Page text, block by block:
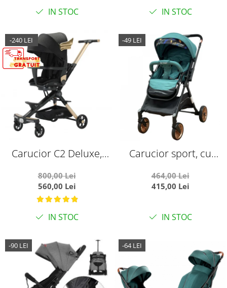
IN STOC IN STOC
-240 LEI
Carucior C2 Deluxe,
lumini si muzica, Negru
cu flori
800,00 Lei
560,00 Lei
IN STOC
-49 LEI
Carucior sport, cu
si troler, T700 For Angel,
Verde
464,00 Lei
415,00 Lei
IN STOC
-90 LEI -64 LEI